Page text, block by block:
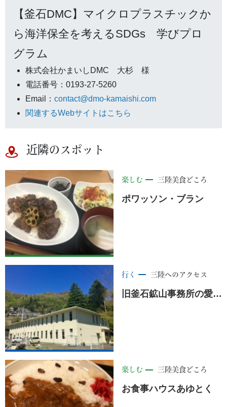
【釜石DMC】マイクロプラスチックか
ら海洋保全を考えるSDGs 学びプロ
グラム
株式会社かまいしDMC 大杉 様
電話番号：0193-27-5260
Email： contact@dmo-kamaishi.com
関連するWebサイトはこちら
近隣のスポット
楽しむ 三陸美食どころ
ポワッソン・ブラン
行く 三陸へのアクセス
旧釜石鉱山事務所の愛称が「Ｔｅｓｏｎ（てっさん）」となりました。＜釜石市＞
楽しむ 三陸美食どころ
お食事ハウスあゆとく